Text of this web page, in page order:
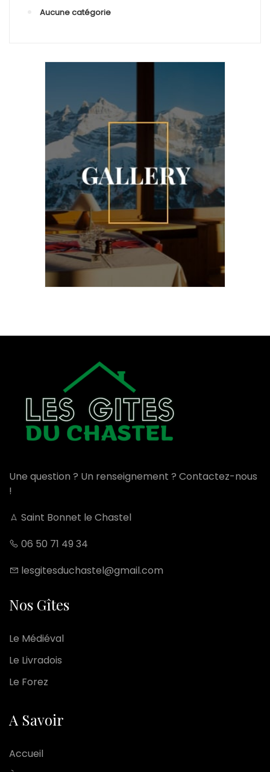
Aucune catégorie
Une question ? Un renseignement ? Contactez-nous
!
Saint Bonnet le Chastel
06 50 71 49 34
lesgitesduchastel@gmail.com
Nos Gîtes
Le Médiéval
Le Livradois
Le Forez
A Savoir
Accueil